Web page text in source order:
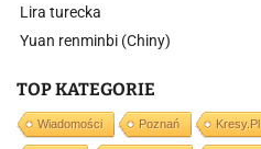
Lira turecka
Yuan renminbi (Chiny)
TOP KATEGORIE
Wiadomości Poznań Kresy.pl